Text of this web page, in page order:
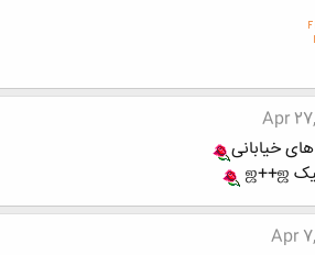
Apr
خیابانی
Apr